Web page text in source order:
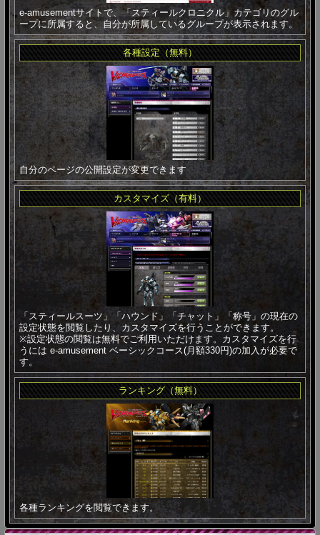
e-amusementサイトで、「スティールクロニクル」カテゴリのグル
ープに所属すると、自分が所属しているグループが表示されます。
各種設定（無料）
自分のページの公開設定が変更できます
カスタマイズ（有料）
「スティールスーツ」「ハウンド」「チャット」「称号」の現在の
設定状態を閲覧したり、カスタマイズを行うことができます。
※設定状態の閲覧は無料でご利用いただけます。カスタマイズを行
うには e-amusement ベーシックコース(月額330円)の加入が必要で
す。
ランキング（無料）
各種ランキングを閲覧できます。